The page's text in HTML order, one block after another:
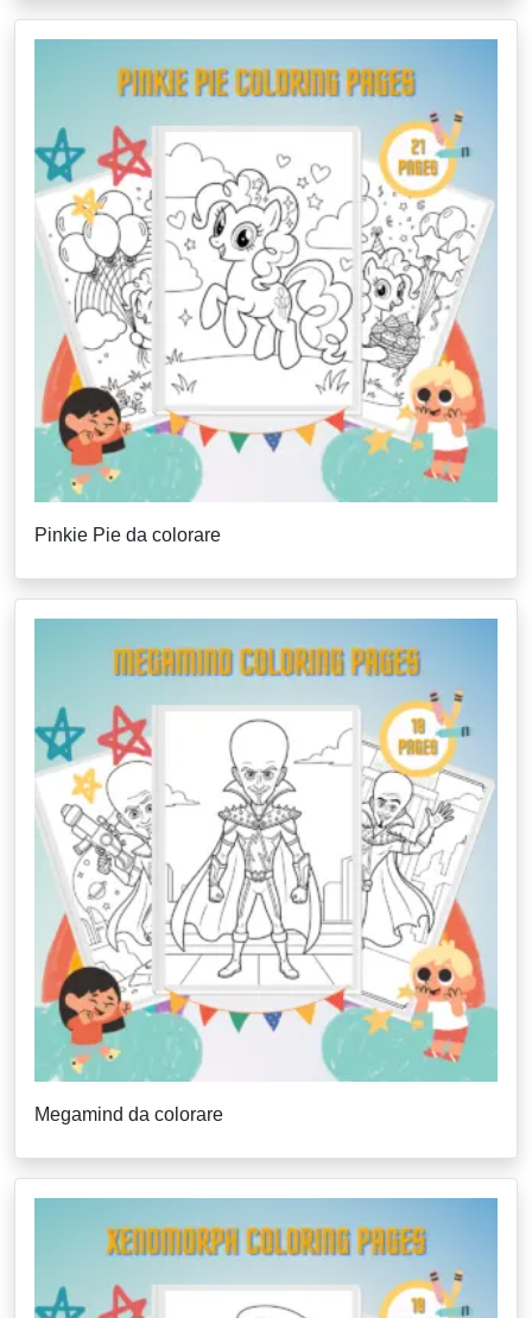
Pinkie Pie da colorare
Megamind da colorare